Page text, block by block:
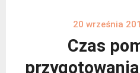
20 września
Czas